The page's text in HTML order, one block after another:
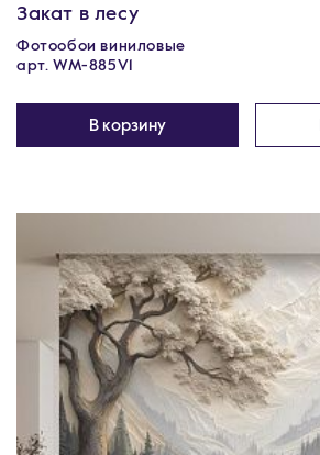
Закат в лесу
Фотообои виниловые
арт. WM-885V1
В корзину